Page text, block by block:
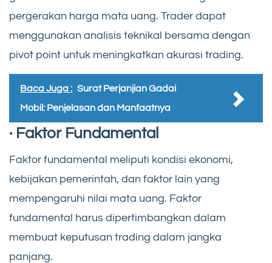
pergerakan harga mata uang. Trader dapat
menggunakan analisis teknikal bersama dengan
pivot point untuk meningkatkan akurasi trading.
Baca Juga : Surat Perjanjian Gadai
Mobil: Penjelasan dan Manfaatnya
· Faktor Fundamental
Faktor fundamental meliputi kondisi ekonomi,
kebijakan pemerintah, dan faktor lain yang
mempengaruhi nilai mata uang. Faktor
fundamental harus dipertimbangkan dalam
membuat keputusan trading dalam jangka
panjang.